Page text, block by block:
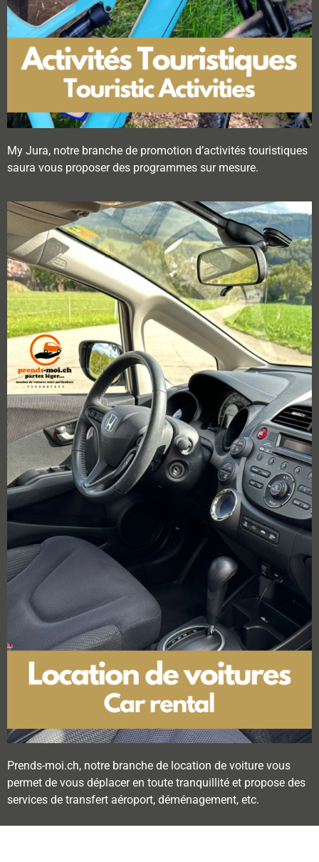
My Jura, notre branche de promotion d’activités touristiques
saura vous proposer des programmes sur mesure.
Prends-moi.ch, notre branche de location de voiture vous
permet de vous déplacer en toute tranquillité et propose des
services de transfert aéroport, déménagement, etc.